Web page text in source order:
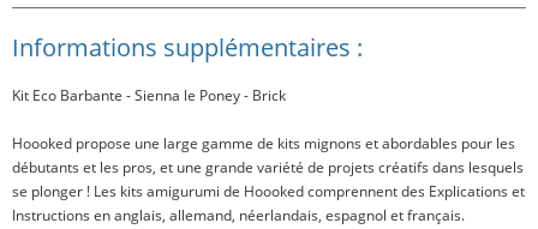
Informations supplémentaires :
Kit Eco Barbante - Sienna le Poney - Brick
Hoooked propose une large gamme de kits mignons et abordables pour les
débutants et les pros, et une grande variété de projets créatifs dans lesquels
se plonger ! Les kits amigurumi de Hoooked comprennent des Explications et
Instructions en anglais, allemand, néerlandais, espagnol et français.